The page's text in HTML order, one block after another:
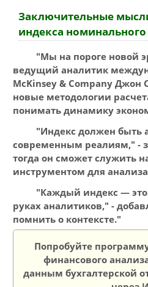
Заключительные
индекса
"Мы на пороге новой
ведущий аналитик
McKinsey & Company Джон
новые методологии
понимать динамику
"Индекс должен быть
современным реалиям," -
тогда он сможет служить
инструментом для
"Каждый индекс —
руках аналитиков," -
помнить о контексте."
Попробуйте
финансового
данным бухгалтерской